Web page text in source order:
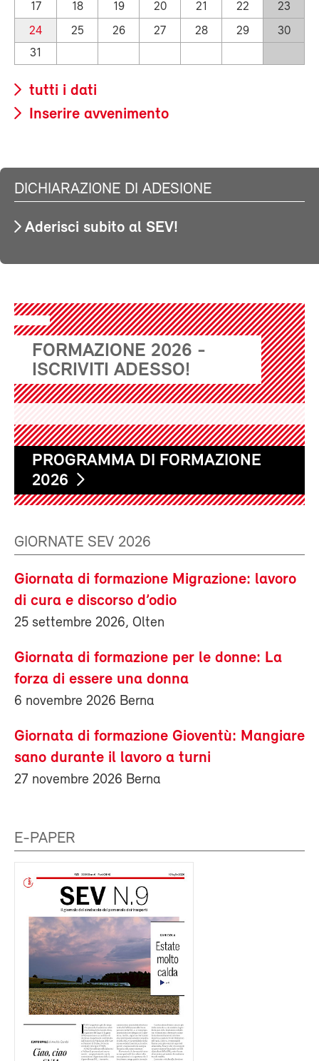
17
18 19 20 21 22
23
24
25 26 27 28 29
30
31
tutti i dati
Inserire avvenimento
DICHIARAZIONE DI ADESIONE
Aderisci subito al SEV!
FORMAZIONE 2026 -
ISCRIVITI ADESSO!
PROGRAMMA DI FORMAZIONE
2026
GIORNATE SEV 2026
Giornata di formazione Migrazione: lavoro
di cura e discorso d’odio
25 settembre 2026, Olten
Giornata di formazione per le donne: La
forza di essere una donna
6 novembre 2026 Berna
Giornata di formazione Gioventù: Mangiare
sano durante il lavoro a turni
27 novembre 2026 Berna
E-PAPER